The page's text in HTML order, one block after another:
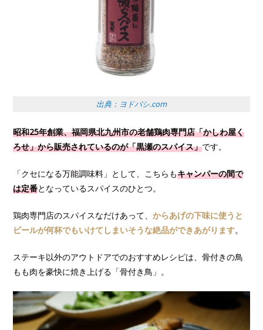
出典：ヨドバシ.com
昭和25年創業、福岡県北九州市の老舗鶏肉専門店「かしわ屋く
ろせ」から販売されているのが「黒瀬のスパイス」です。
「クセになる万能調味料」として、こちらもキャンパーの間で
は定番となっているスパイスのひとつ。
鶏肉専門店のスパイスなだけあって、からあげの下味に使うと
ビールが何杯でもいけてしまいそうな絶品ができあがります。
ステーキ以外のアウトドアでのおすすめレシピは、骨付きの鳥
もも肉を豪快に焼き上げる「骨付き鳥」。